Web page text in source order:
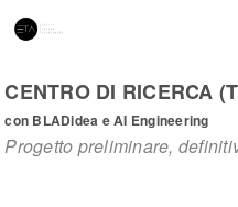
CENTRO DI RICERCA
con BLADidea e AI Engineering
Progetto preliminare,